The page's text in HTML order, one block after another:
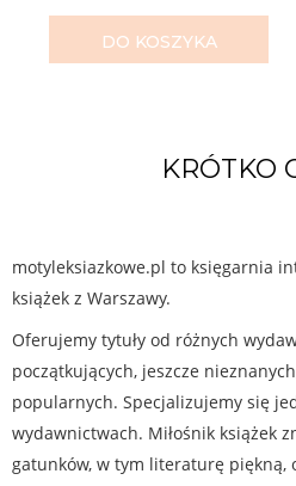
DO KOSZYKA
KRÓTKO
motyleksiazkowe.pl to księgarnia
książek z Warszawy.
Oferujemy tytuły od różnych
początkujących, jeszcze
popularnych. Specjalizujemy się
wydawnictwach. Miłośnik książek
gatunków, w tym literaturę piękną,